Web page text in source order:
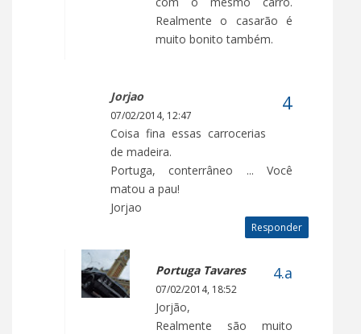
Realmente o casarão é
muito bonito também.
Jorjao
07/02/2014, 12:47
Coisa fina essas carrocerias
de madeira.
Portuga, conterrâneo ... Você
matou a pau!
Jorjao
Responder
Portuga Tavares
07/02/2014, 18:52
Jorjão,
Realmente são muito